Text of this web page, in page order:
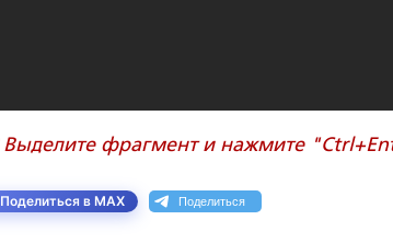
фрагмент и нажмите
Поделиться в MAX Поделиться